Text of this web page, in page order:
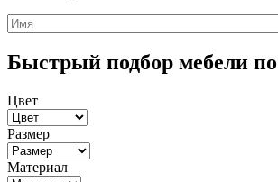
Быстрый подбор мебели
Цвет
Размер
Материал